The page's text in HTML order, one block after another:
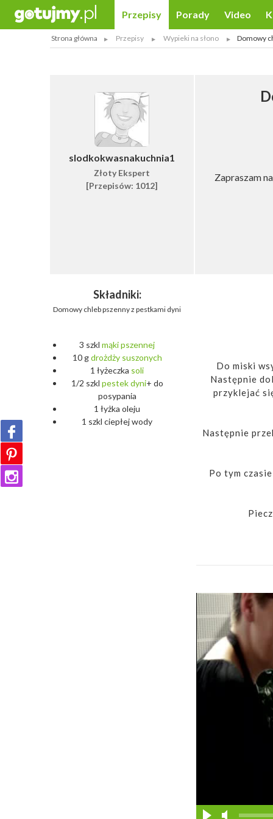
Przepisy Porady Video
Strona główna Przepisy Wypieki na słono Domowy
slodkokwasnakuchnia1
Złoty Ekspert
[Przepisów: 1012]
Zapraszam
Składniki:
Domowy chleb pszenny z pestkami dyni
3 szkl mąkipszennej
10 gdrożdży suszonych
1 łyżeczka soli
1/2 szkl pestek dyni+ do
posypania
1 łyżka oleju
1 szkl ciepłej wody
Do miski
Następnie
przyklejać
Następnie
Po tym